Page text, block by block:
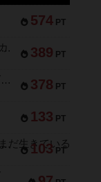
574 PT
389 PT
リワイルド：サウスアメリカ
378 PT
アンダー・ザ・テーブラー
133 PT
103 PT
セミファイナル ～お前はまだ生きている～